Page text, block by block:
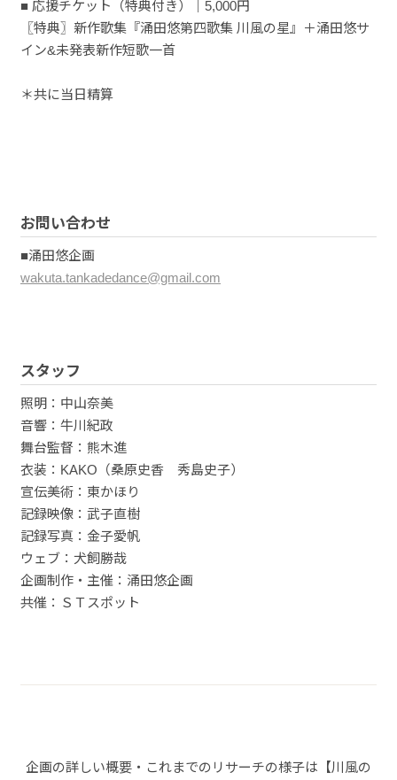
■ 応援チケット（特典付き）｜5,000円
〖特典〗新作歌集『涌田悠第四歌集 川風の星』＋涌田悠サ
イン&未発表新作短歌一首
＊共に当日精算
お問い合わせ
■涌田悠企画
wakuta.tankadedance@gmail.com
スタッフ
照明：中山奈美
音響：牛川紀政
舞台監督：熊木進
衣装：KAKO（桑原史香 秀島史子）
宣伝美術：東かほり
記録映像：武子直樹
記録写真：金子愛帆
ウェブ：犬飼勝哉
企画制作・主催：涌田悠企画
共催：ＳＴスポット
企画の詳しい概要・これまでのリサーチの様子は【川風の